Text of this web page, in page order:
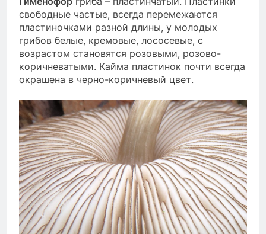
свободные частые, всегда перемежаются
пластиночками разной длины, у молодых
грибов белые, кремовые, лососевые, с
возрастом становятся розовыми, розово-
коричневатыми. Кайма пластинок почти всегда
окрашена в черно-коричневый цвет.